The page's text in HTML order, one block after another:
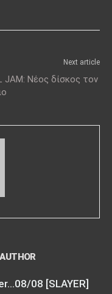
Next article
JAM: Νέος δίσκος τον
08 [SLAYER]